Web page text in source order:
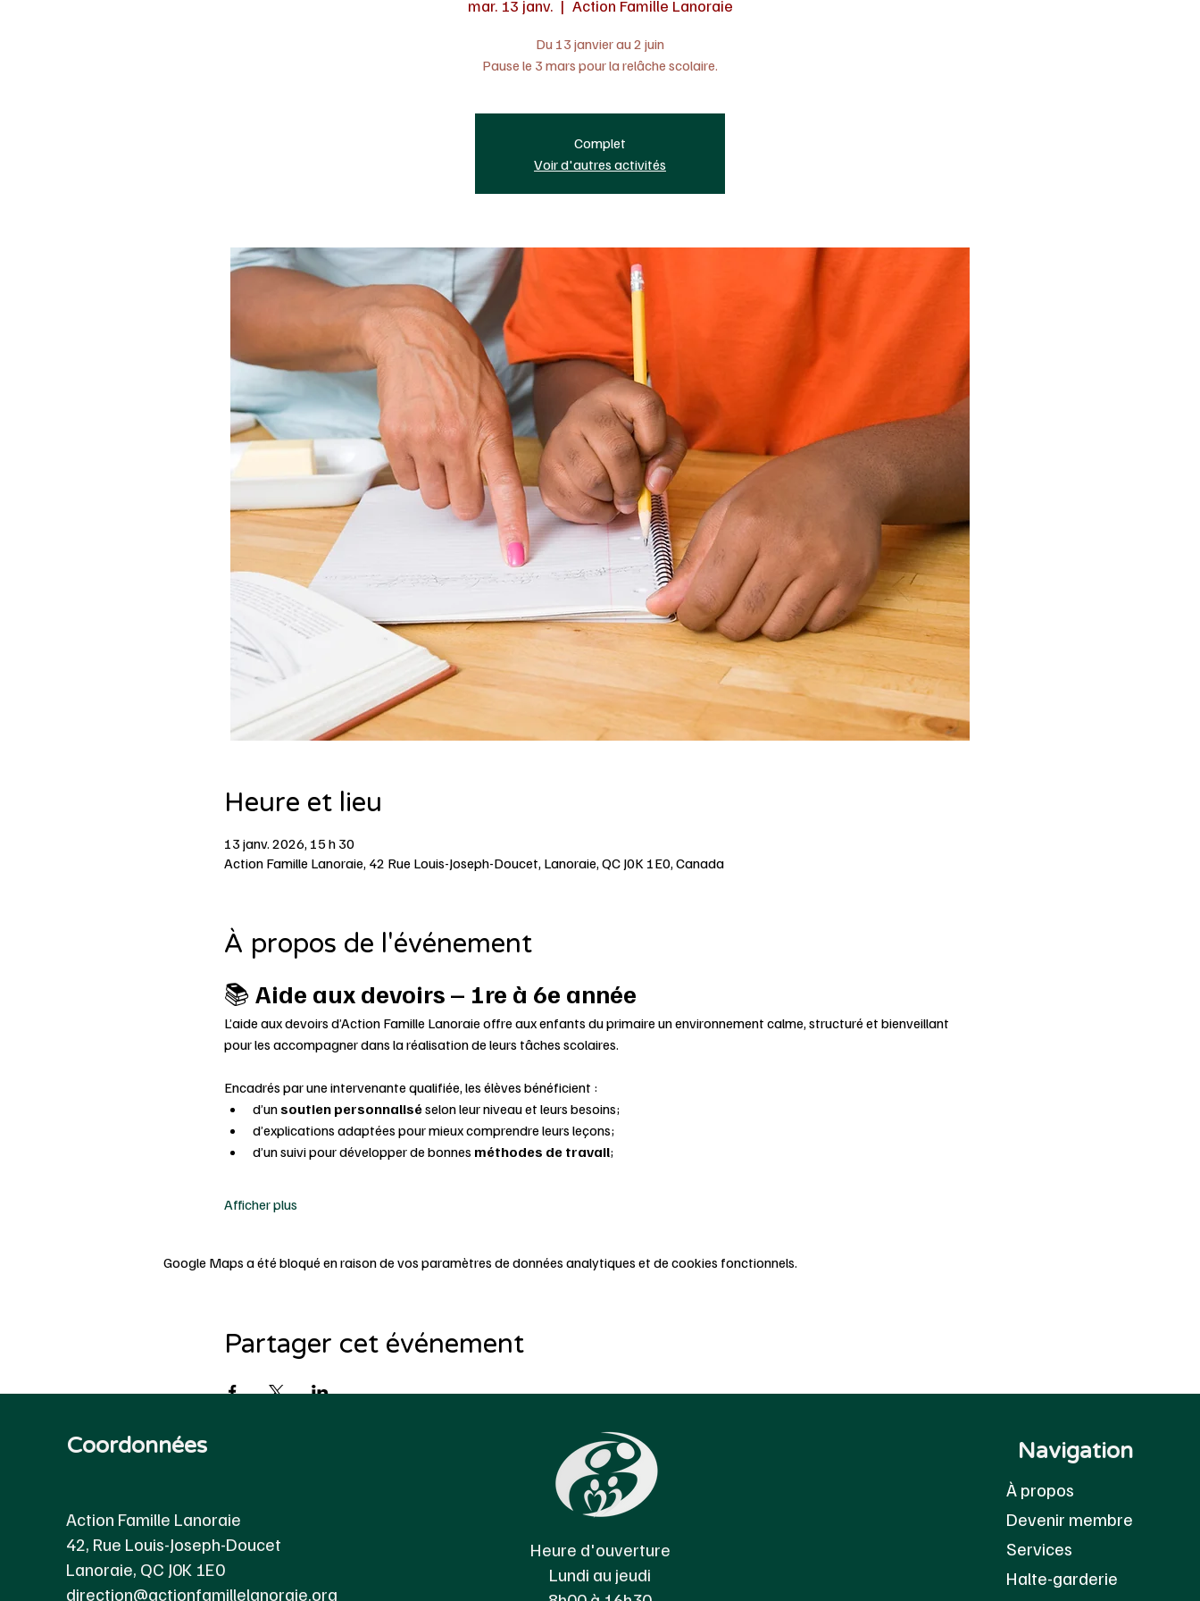
mar. 13 janv.
  |
Action Famille Lanoraie
Du 13 janvier au 2 juin
Pause le 3 mars pour la relâche scolaire.
Complet
Voir d'autres activités
Heure et lieu
13 janv. 2026, 15 h 30
Action Famille Lanoraie, 42 Rue Louis-Joseph-Doucet, Lanoraie, QC J0K 1E0, Canada
À propos de l'événement
📚 Aide aux devoirs – 1re à 6e année
L’aide aux devoirs d’Action Famille Lanoraie offre aux enfants du primaire un environnement calme, structuré et bienveillant
pour les accompagner dans la réalisation de leurs tâches scolaires.
Encadrés par une intervenante qualifiée, les élèves bénéficient :
d’un soutien personnalisé selon leur niveau et leurs besoins;
d’explications adaptées pour mieux comprendre leurs leçons;
d’un suivi pour développer de bonnes méthodes de travail;
Afficher plus
Google Maps a été bloqué en raison de vos paramètres de données analytiques et de cookies fonctionnels.
Partager cet événement
Coordonnées
Action Famille Lanoraie
42, Rue Louis-Joseph-Doucet
Lanoraie, QC J0K 1E0
direction@actionfamillelanoraie.org
Heure d'ouverture
Lundi au jeudi
Navigation
À propos
Devenir membre
Services
Halte-garderie